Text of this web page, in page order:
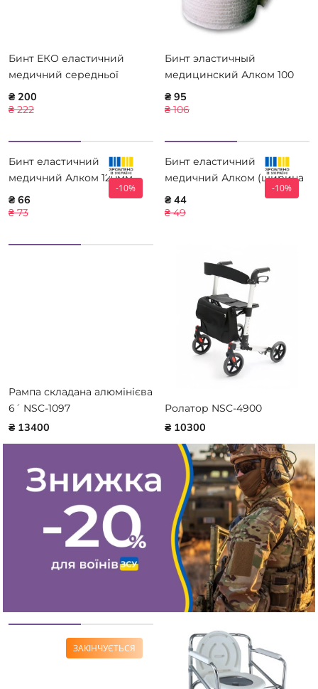
Бинт ЕКО еластичний
медичний середньої
розтяжності 8 см * 5 м
₴ 200
₴ 222
Бинт эластичный
медицинский Алком 100
мм х 1,5 м
₴ 95
₴ 106
-10%
Бинт еластичний
медичний Алком 120мм
1,0м
₴ 66
₴ 73
-10%
Бинт еластичний
медичний Алком (ширина
8,0 см) 1,0м 5508А-1
₴ 44
₴ 49
Рампа складана алюмінієва
6´ NSC-1097
₴ 13400
Ролатор NSC-4900
₴ 10300
ЗАКІНЧУЄТЬСЯ